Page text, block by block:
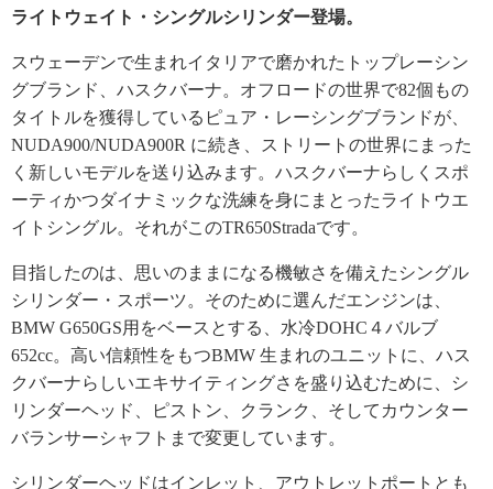
ライトウェイト・シングルシリンダー登場。
スウェーデンで生まれイタリアで磨かれたトップレーシン
グブランド、ハスクバーナ。オフロードの世界で82個もの
タイトルを獲得しているピュア・レーシングブランドが、
NUDA900/NUDA900R に続き、ストリートの世界にまった
く新しいモデルを送り込みます。ハスクバーナらしくスポ
ーティかつダイナミックな洗練を身にまとったライトウエ
イトシングル。それがこのTR650Stradaです。
目指したのは、思いのままになる機敏さを備えたシングル
シリンダー・スポーツ。そのために選んだエンジンは、
BMW G650GS用をベースとする、水冷DOHC４バルブ
652cc。高い信頼性をもつBMW 生まれのユニットに、ハス
クバーナらしいエキサイティングさを盛り込むために、シ
リンダーヘッド、ピストン、クランク、そしてカウンター
バランサーシャフトまで変更しています。
シリンダーヘッドはインレット、アウトレットポートとも